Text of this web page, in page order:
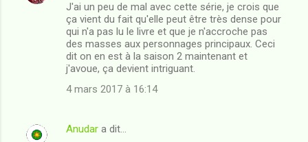
J'ai un peu de mal avec cette série, je crois que
ça vient du fait qu'elle peut être très dense pour
qui n'a pas lu le livre et que je n'accroche pas
des masses aux personnages principaux. Ceci
dit on en est à la saison 2 maintenant et
j'avoue, ça devient intriguant.
4 mars 2017 à 16:14
Anudar a dit…